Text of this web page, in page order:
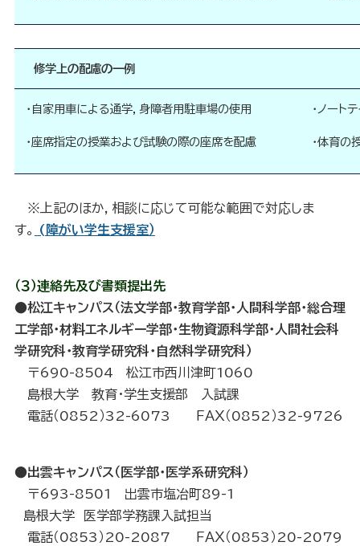
修学上の配慮の一例
・自家用車による通学，身障者用駐車場の使用
・座席指定の授業および試験の際の座席を配慮
・ノート
・体育の
※上記のほか，相談に応じて可能な範囲で対応しま
す。
(障がい学生支援室）
（３）連絡先及び書類提出先
●松江キャンパス（法文学部・教育学部・人間科学部・総合理
工学部・材料エネルギー学部・生物資源科学部・人間社会科
学研究科・教育学研究科・自然科学研究科）
〒690-8504 松江市西川津町1060
島根大学 教育・学生支援部 入試課
電話（0852）32-6073 ＦＡＸ（0852）32-9726
●出雲キャンパス（医学部・医学系研究科）
〒693-8501 出雲市塩冶町89-1
島根大学 医学部学務課入試担当
電話（0853）20-2087 ＦＡＸ（0853）20-2079